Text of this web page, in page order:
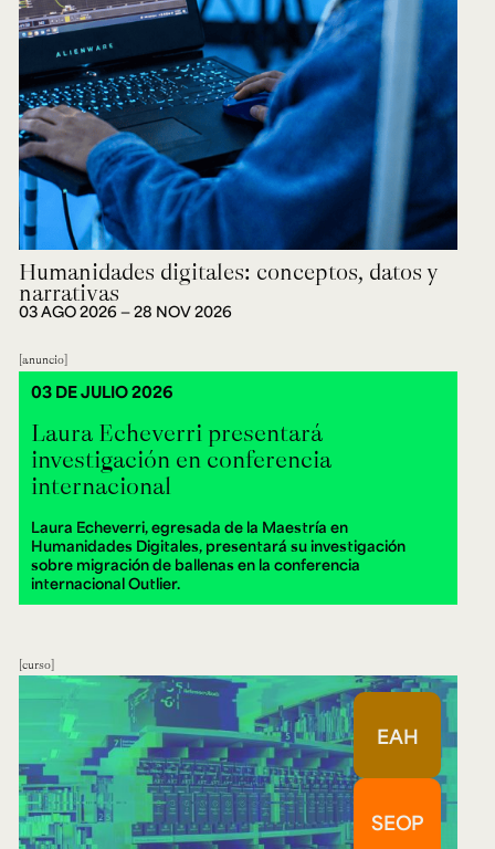
Humanidades digitales: conceptos, datos y
narrativas
03 AGO 2026 ― 28 NOV 2026
anuncio
Laura Echeverri presentará
investigación en conferencia
internacional
Laura Echeverri, egresada de la Maestría en
Humanidades Digitales, presentará su investigación
sobre migración de ballenas en la conferencia
internacional Outlier.
03 DE JULIO 2026
curso
EAH
SEOP